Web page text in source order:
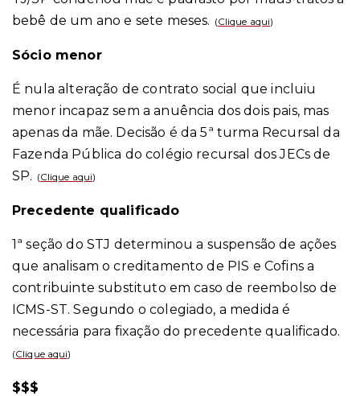
bebê de um ano e sete meses. (Clique aqui)
Sócio menor
É nula alteração de contrato social que incluiu
menor incapaz sem a anuência dos dois pais, mas
apenas da mãe. Decisão é da 5ª turma Recursal da
Fazenda Pública do colégio recursal dos JECs de
SP. (Clique aqui)
Precedente qualificado
1ª seção do STJ determinou a suspensão de ações
que analisam o creditamento de PIS e Cofins a
contribuinte substituto em caso de reembolso de
ICMS-ST. Segundo o colegiado, a medida é
necessária para fixação do precedente qualificado.
(Clique aqui)
$$$